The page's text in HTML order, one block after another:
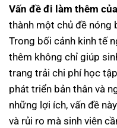
Vấn đề đi làm thêm
thành một chủ đề nóng
Trong bối cảnh kinh tế
thêm không chỉ giúp
trang trải chi phí học
phát triển bản thân và
những lợi ích, vấn đề
và rủi ro mà sinh viên